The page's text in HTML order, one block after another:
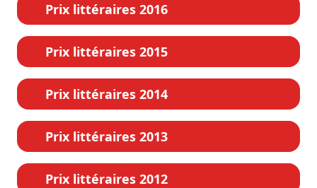
Prix littéraires 2016
Prix littéraires 2015
Prix littéraires 2014
Prix littéraires 2013
Prix littéraires 2012